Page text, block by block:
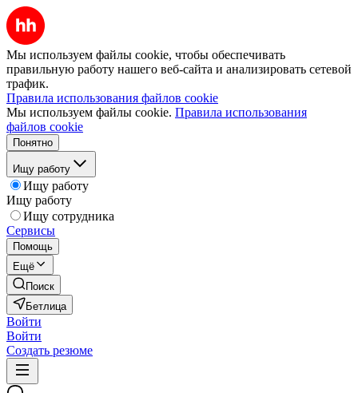
Мы используем файлы cookie, чтобы обеспечивать
правильную работу нашего веб-сайта и анализировать сетевой
трафик.
Правила использования файлов cookie
Мы используем файлы cookie. Правила использования
файлов cookie
Понятно
Ищу работу
Ищу работу
Ищу работу
Ищу сотрудника
Сервисы
Помощь
Ещё
Поиск
Бетлица
Войти
Войти
Создать резюме